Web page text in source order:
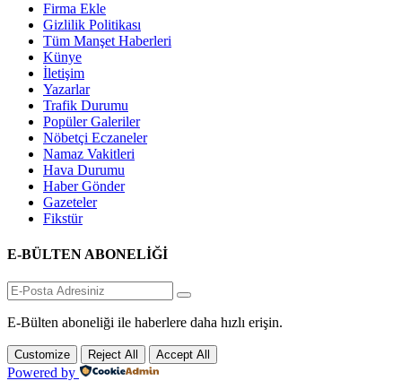
Firma Ekle
Gizlilik Politikası
Tüm Manşet Haberleri
Künye
İletişim
Yazarlar
Trafik Durumu
Popüler Galeriler
Nöbetçi Eczaneler
Namaz Vakitleri
Hava Durumu
Haber Gönder
Gazeteler
Fikstür
E-BÜLTEN ABONELİĞİ
E-Bülten aboneliği ile haberlere daha hızlı erişin.
Customize Reject All Accept All
Powered by